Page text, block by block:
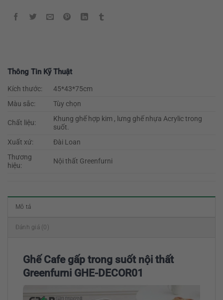
Thông Tin Kỹ Thuật
Kích thước:
45*43*75cm
Màu sắc:
Tùy chọn
Chất liệu:
Khung ghế hợp kim , lưng ghế nhựa Acrylic trong
suốt.
Xuất xứ:
Đài Loan
Thương
hiệu:
Nội thất Greenfurni
Mô tả
Đánh giá (0)
Ghế Cafe gấp trong suốt nội thất
Greenfurni GHE-DECOR01